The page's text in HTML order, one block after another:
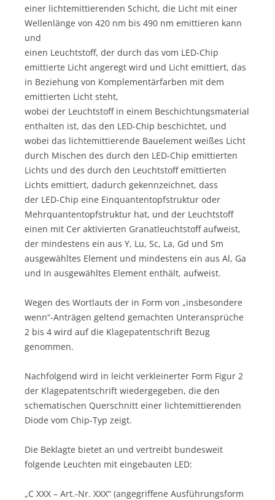
einer lichtemittierenden Schicht, die Licht mit einer
Wellenlänge von 420 nm bis 490 nm emittieren kann
und
einen Leuchtstoff, der durch das vom LED-Chip
emittierte Licht angeregt wird und Licht emittiert, das
in Beziehung von Komplementärfarben mit dem
emittierten Licht steht,
wobei der Leuchtstoff in einem Beschichtungsmaterial
enthalten ist, das den LED-Chip beschichtet, und
wobei das lichtemittierende Bauelement weißes Licht
durch Mischen des durch den LED-Chip emittierten
Lichts und des durch den Leuchtstoff emittierten
Lichts emittiert, dadurch gekennzeichnet, dass
der LED-Chip eine Einquantentopfstruktur oder
Mehrquantentopfstruktur hat, und der Leuchtstoff
einen mit Cer aktivierten Granatleuchtstoff aufweist,
der mindestens ein aus Y, Lu, Sc, La, Gd und Sm
ausgewähltes Element und mindestens ein aus Al, Ga
und In ausgewähltes Element enthält, aufweist.
Wegen des Wortlauts der in Form von „insbesondere
wenn“-Anträgen geltend gemachten Unteransprüche
2 bis 4 wird auf die Klagepatentschrift Bezug
genommen.
Nachfolgend wird in leicht verkleinerter Form Figur 2
der Klagepatentschrift wiedergegeben, die den
schematischen Querschnitt einer lichtemittierenden
Diode vom Chip-Typ zeigt.
Die Beklagte bietet an und vertreibt bundesweit
folgende Leuchten mit eingebauten LED:
„C XXX – Art.-Nr. XXX“ (angegriffene Ausführungsform